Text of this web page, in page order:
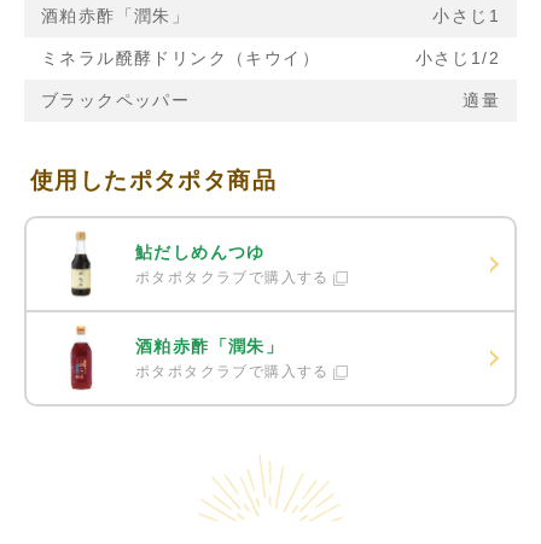
酒粕赤酢「潤朱」 小さじ1
ミネラル醗酵ドリンク（キウイ） 小さじ1/2
ブラックペッパー 適量
使用したポタポタ商品
鮎だしめんつゆ
ポタポタクラブで購入する
酒粕赤酢「潤朱」
ポタポタクラブで購入する